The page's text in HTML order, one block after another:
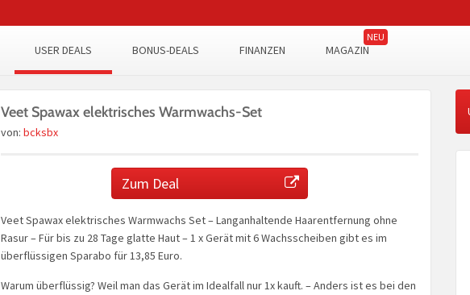
USER DEALS BONUS-DEALS FINANZEN MAGAZIN
Veet Spawax elektrisches Warmwachs-Set
von: bcksbx
Zum Deal
Veet Spawax elektrisches Warmwachs Set – Langanhaltende Haarentfernung ohne
Rasur – Für bis zu 28 Tage glatte Haut – 1 x Gerät mit 6 Wachsscheiben gibt es im
überflüssigen Sparabo für 13,85 Euro.
Warum überflüssig? Weil man das Gerät im Idealfall nur 1x kauft. – Anders ist es bei den